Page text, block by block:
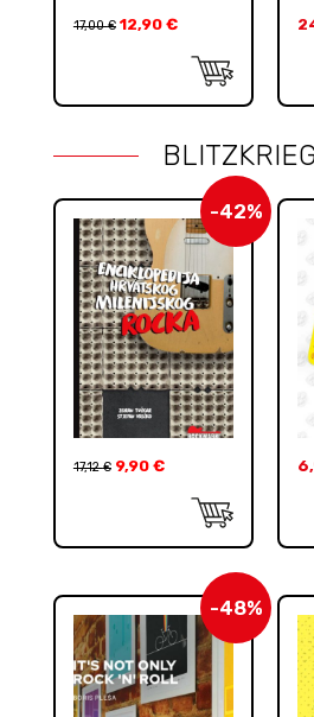
17,00€ 12,90 €
-42%
17,12€ 9,90 €
-48%